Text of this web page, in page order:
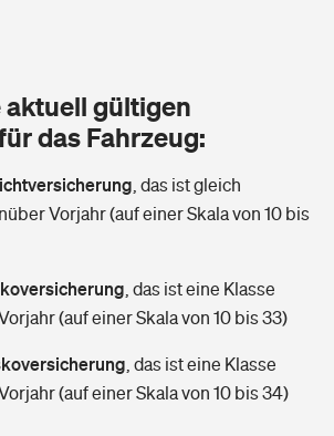
Jetzt Versicherer finden
Jetzt Versicherer finden
aktuell gültigen
das Fahrzeug:
das ist gleich
Vorjahr (auf einer Skala von 10 bis
das ist eine Klasse
(auf einer Skala von 10 bis 33)
das ist eine Klasse
(auf einer Skala von 10 bis 34)